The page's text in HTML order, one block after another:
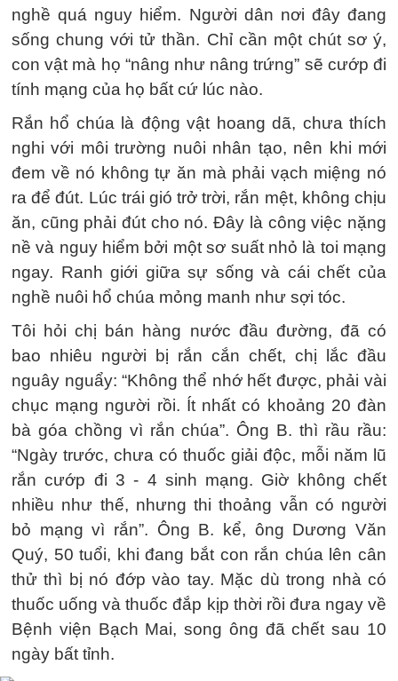
nghề quá nguy hiểm. Người dân nơi đây đang
sống chung với tử thần. Chỉ cần một chút sơ ý,
con vật mà họ “nâng như nâng trứng” sẽ cướp đi
tính mạng của họ bất cứ lúc nào.
Rắn hổ chúa là động vật hoang dã, chưa thích
nghi với môi trường nuôi nhân tạo, nên khi mới
đem về nó không tự ăn mà phải vạch miệng nó
ra để đút. Lúc trái gió trở trời, rắn mệt, không chịu
ăn, cũng phải đút cho nó. Đây là công việc nặng
nề và nguy hiểm bởi một sơ suất nhỏ là toi mạng
ngay. Ranh giới giữa sự sống và cái chết của
nghề nuôi hổ chúa mỏng manh như sợi tóc.
Tôi hỏi chị bán hàng nước đầu đường, đã có
bao nhiêu người bị rắn cắn chết, chị lắc đầu
nguây nguẩy: “Không thể nhớ hết được, phải vài
chục mạng người rồi. Ít nhất có khoảng 20 đàn
bà góa chồng vì rắn chúa”. Ông B. thì rầu rầu:
“Ngày trước, chưa có thuốc giải độc, mỗi năm lũ
rắn cướp đi 3 - 4 sinh mạng. Giờ không chết
nhiều như thế, nhưng thi thoảng vẫn có người
bỏ mạng vì rắn”. Ông B. kể, ông Dương Văn
Quý, 50 tuổi, khi đang bắt con rắn chúa lên cân
thử thì bị nó đớp vào tay. Mặc dù trong nhà có
thuốc uống và thuốc đắp kịp thời rồi đưa ngay về
Bệnh viện Bạch Mai, song ông đã chết sau 10
ngày bất tỉnh.